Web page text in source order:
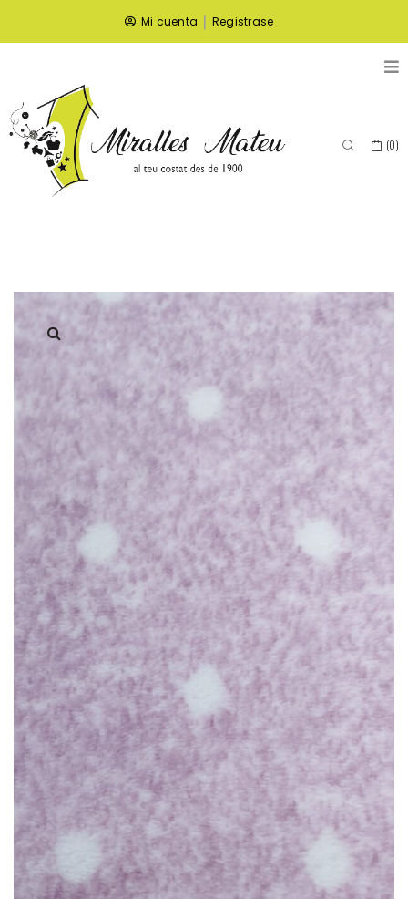
Mi cuenta | Registrase
(0)